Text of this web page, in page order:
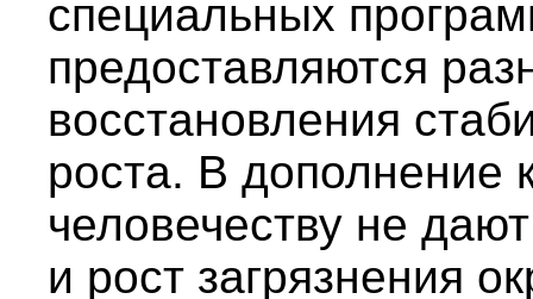
специальных
предоставляются
восстановления
роста. В дополнение
человечеству не
и рост загрязнения